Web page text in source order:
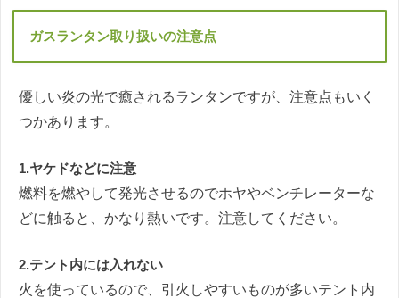
ガスランタン取り扱いの注意点
優しい炎の光で癒されるランタンですが、注意点もいく
つかあります。
1.ヤケドなどに注意
燃料を燃やして発光させるのでホヤやベンチレーターな
どに触ると、かなり熱いです。注意してください。
2.テント内には入れない
火を使っているので、引火しやすいものが多いテント内